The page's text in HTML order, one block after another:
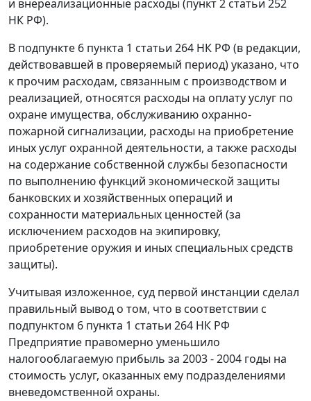
и внереализационные расходы (пункт 2 статьи 252
НК РФ).
В подпункте 6 пункта 1 статьи 264 НК РФ (в редакции,
действовавшей в проверяемый период) указано, что
к прочим расходам, связанным с производством и
реализацией, относятся расходы на оплату услуг по
охране имущества, обслуживанию охранно-
пожарной сигнализации, расходы на приобретение
иных услуг охранной деятельности, а также расходы
на содержание собственной службы безопасности
по выполнению функций экономической защиты
банковских и хозяйственных операций и
сохранности материальных ценностей (за
исключением расходов на экипировку,
приобретение оружия и иных специальных средств
защиты).
Учитывая изложенное, суд первой инстанции сделал
правильный вывод о том, что в соответствии с
подпунктом 6 пункта 1 статьи 264 НК РФ
Предприятие правомерно уменьшило
налогооблагаемую прибыль за 2003 - 2004 годы на
стоимость услуг, оказанных ему подразделениями
вневедомственной охраны.